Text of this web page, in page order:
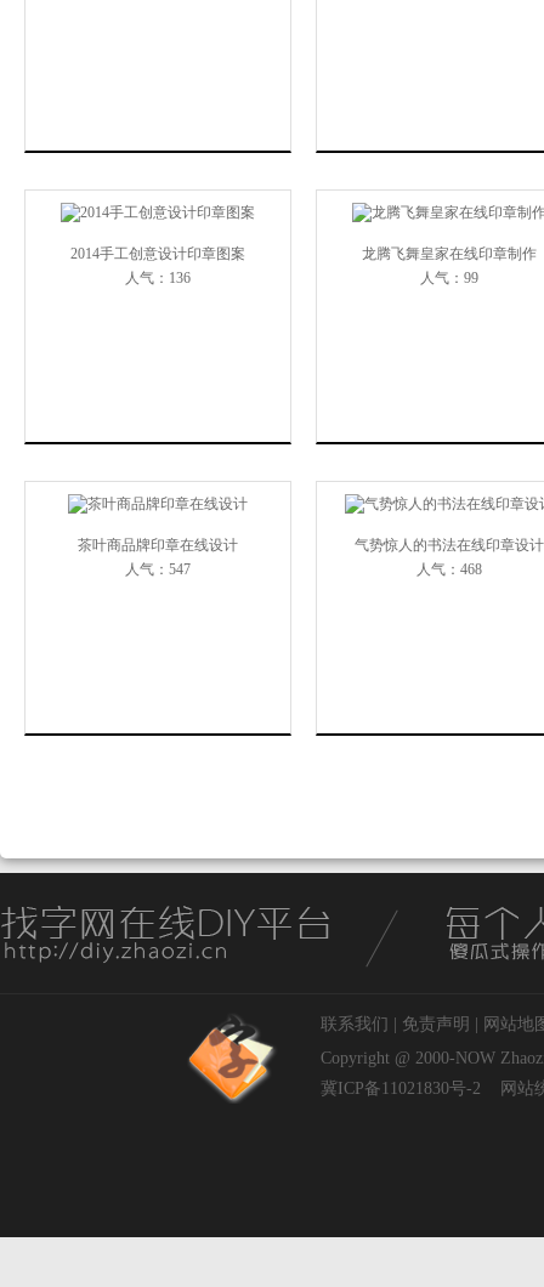
2014手工创意设计印章图案
人气：136
龙腾飞舞皇家在线印章制作
人气：99
茶叶商品牌印章在线设计
人气：547
气势惊人的书法在线印章设计
人气：468
联系我们 免责声明
网站地
Copyright @ 2000-NOW
冀ICP备11021830号-2
网站